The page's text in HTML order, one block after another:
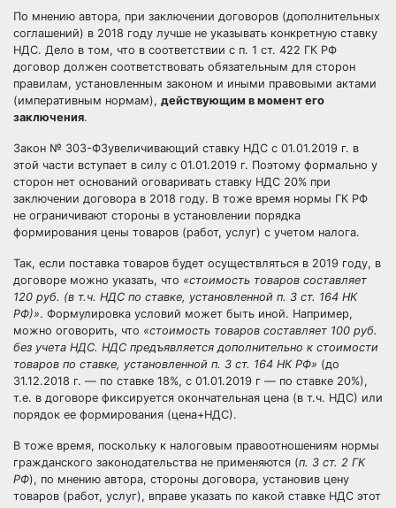
По мнению автора, при заключении договоров (дополнительных
соглашений) в 2018 году лучше не указывать конкретную ставку
НДС. Дело в том, что в соответствии с п. 1 ст. 422 ГК РФ
договор должен соответствовать обязательным для сторон
правилам, установленным законом и иными правовыми актами
(императивным нормам), действующим в момент его
заключения.
Закон № 303-ФЗувеличивающий ставку НДС с 01.01.2019 г. в
этой части вступает в силу с 01.01.2019 г. Поэтому формально у
сторон нет оснований оговаривать ставку НДС 20% при
заключении договора в 2018 году. В тоже время нормы ГК РФ
не ограничивают стороны в установлении порядка
формирования цены товаров (работ, услуг) с учетом налога.
Так, если поставка товаров будет осуществляться в 2019 году, в
договоре можно указать, что «стоимость товаров составляет
120 руб. (в т.ч. НДС по ставке, установленной п. 3 ст. 164 НК
РФ)». Формулировка условий может быть иной. Например,
можно оговорить, что «стоимость товаров составляет 100 руб.
без учета НДС. НДС предъявляется дополнительно к стоимости
товаров по ставке, установленной п. 3 ст. 164 НК РФ» (до
31.12.2018 г. — по ставке 18%, с 01.01.2019 г — по ставке 20%),
т.е. в договоре фиксируется окончательная цена (в т.ч. НДС) или
порядок ее формирования (цена+НДС).
В тоже время, поскольку к налоговым правоотношениям нормы
гражданского законодательства не применяются (п. 3 ст. 2 ГК
РФ), по мнению автора, стороны договора, установив цену
товаров (работ, услуг), вправе указать по какой ставке НДС этот